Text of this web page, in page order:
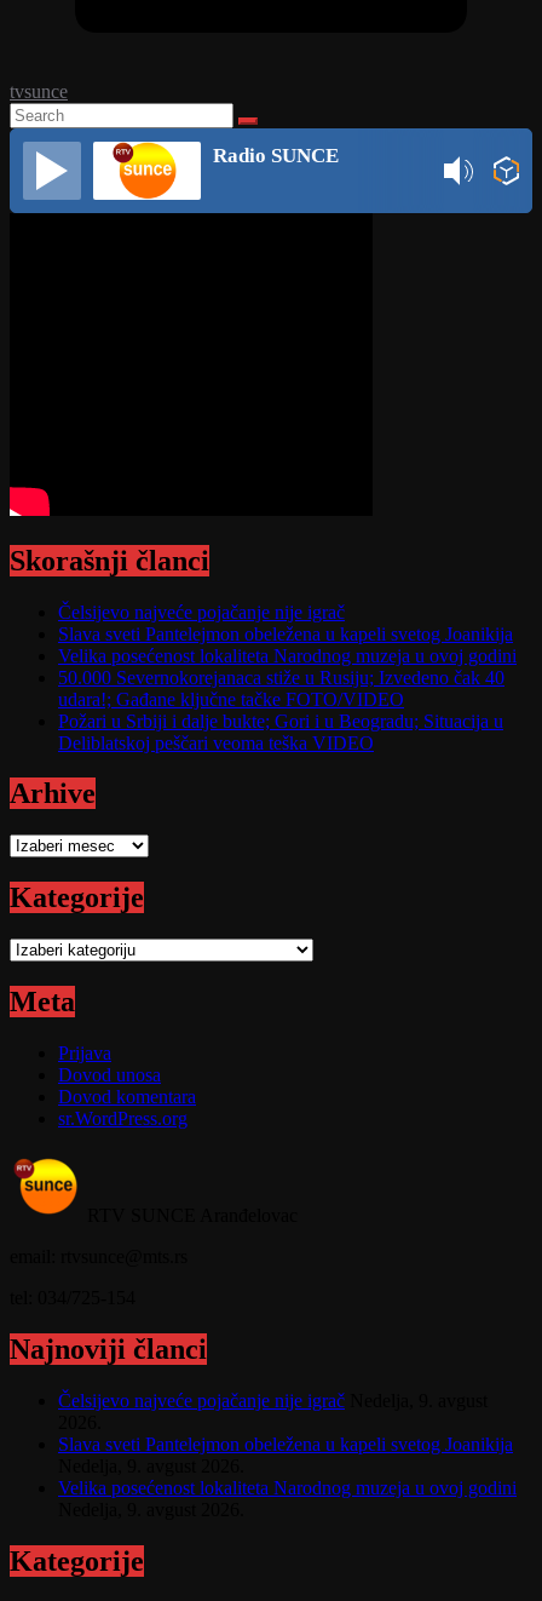
tvsunce
Radio SUNCE
Skorašnji članci
Čelsijevo najveće pojačanje nije igrač
Slava sveti Pantelejmon obeležena u kapeli svetog Joanikija
Velika posećenost lokaliteta Narodnog muzeja u ovoj godini
50.000 Severnokorejanaca stiže u Rusiju; Izvedeno čak 40
udara!; Gađane ključne tačke FOTO/VIDEO
Požari u Srbiji i dalje bukte; Gori i u Beogradu; Situacija u
Deliblatskoj peščari veoma teška VIDEO
Arhive
Arhive
Kategorije
Kategorije
Meta
Prijava
Dovod unosa
Dovod komentara
sr.WordPress.org
Najnoviji članci
Čelsijevo najveće pojačanje nije igrač
Slava sveti Pantelejmon obeležena u kapeli svetog Joanikija
Velika posećenost lokaliteta Narodnog muzeja u ovoj godini
Kategorije